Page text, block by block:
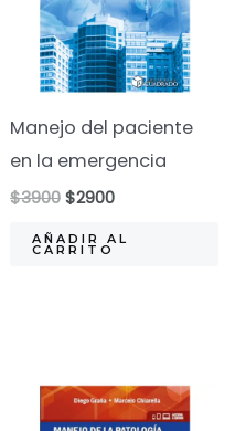
Manejo del paciente
en la emergencia
$3900El
original
era:
$2900El
actual
AÑADIR AL
CARRITO